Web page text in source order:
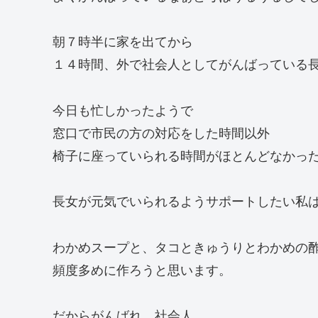
朝７時半に家を出てから
１４時間、外で社会人としてがんばっている
今日も忙しかったようで
窓口で市民の方の対応をした時間以外
椅子に座っていられる時間がほとんどなかっ
長女が元気でいられるようサポートしたい私
わかめスープと、タコときゅうりとわかめの
頻度多めに作ろうと思います。